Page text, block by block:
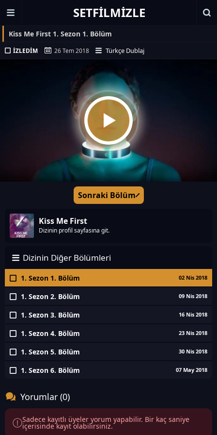
SETFILMIZLE
Kiss Me First 1. Sezon 1. Bölüm
İZLEDIM 26 Tem 2018 Türkçe Dublaj
Sonraki Bölüm
Kiss Me First
Dizinin profil sayfasına git.
Dizinin Diğer Bölümleri
1. Sezon 1. Bölüm 02 Nis 2018
1. Sezon 2. Bölüm 09 Nis 2018
1. Sezon 3. Bölüm 16 Nis 2018
1. Sezon 4. Bölüm 23 Nis 2018
1. Sezon 5. Bölüm 30 Nis 2018
1. Sezon 6. Bölüm 07 May 2018
Yorumlar (0)
Sadece kayıtlı üyeler yorum yapabilir. Bir kaç saniye
içerisinde kayıt olabilirsiniz.